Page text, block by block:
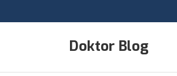
Doktor Blog